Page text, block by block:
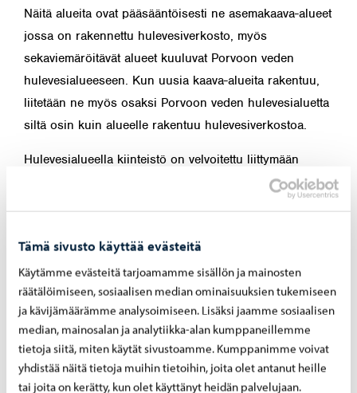
Tämä sivusto käyttää evästeitä
Käytämme evästeitä tarjoamamme sisällön ja mainosten
räätälöimiseen, sosiaalisen median ominaisuuksien tukemiseen
ja kävijämäärämme analysoimiseen. Lisäksi jaamme sosiaalisen
median, mainosalan ja analytiikka-alan kumppaneillemme
tietoja siitä, miten käytät sivustoamme. Kumppanimme voivat
yhdistää näitä tietoja muihin tietoihin, joita olet antanut heille
tai joita on kerätty, kun olet käyttänyt heidän palvelujaan.
Näitä alueita ovat pääsääntöisesti ne asemakaava-alueet
jossa on rakennettu hulevesiverkosto, myös
sekaviemäröitävät alueet kuuluvat Porvoon veden
hulevesialueeseen. Kun uusia kaava-alueita rakentuu,
liitetään ne myös osaksi Porvoon veden hulevesialuetta
siltä osin kuin alueelle rakentuu hulevesiverkostoa.
Hulevesialueella kiinteistö on velvoitettu liittymään
laitoksen hulevesiverkostoon. Mikäli hulevesialueella
sijaitseva kiinteistö ei syystä tai toisesta halua liittyä
haettava Porvoon ympäristönsuojelusta. Ainoastaan
Porvoon ympäristönsuojelu voi päätöksellään hyväksyä
muita purkupaikkoja kuin laitoksen verkosto. Hulevesiä
ei saa johtaa jätevesiverkostoon, katu-alueille taikka
naapurikiinteistöille. Kiinteistöillä syntyvistä hulevesistä
vastaa aina viime kädessä kiinteistönomistaja itse.